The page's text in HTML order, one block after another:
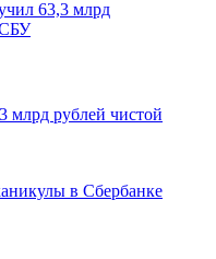
млрд рублей чистой